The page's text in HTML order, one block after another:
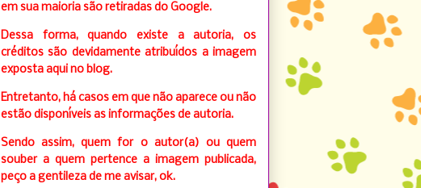
em sua maioria são retiradas do Google.
Dessa forma, quando existe a autoria, os
créditos são devidamente atribuídos a imagem
exposta aqui no blog.
Entretanto, há casos em que não aparece ou não
estão disponíveis as informações de autoria.
Sendo assim, quem for o autor(a) ou quem
souber a quem pertence a imagem publicada,
peço a gentileza de me avisar, ok.